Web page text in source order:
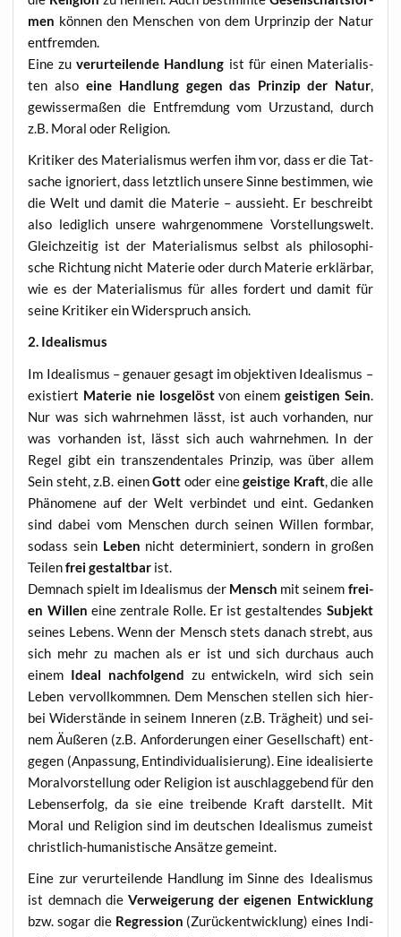
men kön­nen den Men­schen von dem Urprin­zip der Natur
entfremden.
Eine zuver­ur­tei­len­de Hand­lung ist für einen Mate­ria­lis­
ten also eine Hand­lung gegen das Prin­zip der Natur,
gewis­ser­ma­ßen die Ent­frem­dung vom Urzu­stand, durch
z.B. Moral oder Religion.
Kri­ti­ker des Mate­ria­lis­mus wer­fen ihm vor, dass er die Tat­
sa­che igno­riert, dass letzt­lich unse­re Sin­ne bestim­men, wie
die Welt und damit die Mate­rie – aus­sieht. Er beschreibt
also ledig­lich unse­re wahr­ge­nom­me­ne Vor­stel­lungs­welt.
Gleich­zei­tig ist der Mate­ria­lis­mus selbst als phi­lo­so­phi­
sche Rich­tung nicht Mate­rie oder durch Mate­rie erklär­bar,
wie es der Mate­ria­lis­mus für alles for­dert und damit für
sei­ne Kri­ti­ker ein Wider­spruch ansich.
2. Idea­lis­mus
Im Idea­lis­mus – genau­er gesagt im objek­ti­ven Idea­lis­mus –
exis­tiert Mate­rie nie los­ge­löstvon einem geis­ti­gen Sein.
Nur was sich wahr­neh­men lässt, ist auch vor­han­den, nur
was vor­han­den ist, lässt sich auch wahr­neh­men. In der
Regel gibt ein tran­szen­den­ta­les Prin­zip, was über allem
Sein steht, z.B. einenGott oder einegeis­ti­ge Kraft, die alle
Phä­no­me­ne auf der Welt ver­bin­det und eint. Gedan­ken
sind dabei vom Men­schen durch sei­nen Wil­len form­bar,
sodass sein Leben nicht deter­mi­niert, son­dern in gro­ßen
Tei­lenfrei gestalt­bar ist.
Dem­nach spielt im Idea­lis­mus der Mensch mit sei­nem frei­
en Wil­len eine zen­tra­le Rol­le. Er ist gestal­ten­des Sub­jekt
sei­nes Lebens. Wenn der Mensch stets danach strebt, aus
sich mehr zu machen als er ist und sich durch­aus auch
einem Ide­al nach­fol­gend zu ent­wi­ckeln, wird sich sein
Leben ver­voll­komm­nen. Dem Men­schen stel­len sich hier­
bei Wider­stän­de in sei­nem Inne­ren (z.B. Träg­heit) und sei­
nem Äuße­ren (z.B. Anfor­de­run­gen einer Gesell­schaft) ent­
ge­gen (Anpas­sung, Ent­in­di­vi­dua­li­sie­rung). Eine idea­li­sier­te
Moral­vor­stel­lung oder Reli­gi­on ist aus­ch­lag­ge­bend für den
Lebens­er­folg, da sie eine trei­ben­de Kraft dar­stellt. Mit
Moral und Reli­gi­on sind im deut­schen Idea­lis­mus zumeist
christ­lich-huma­nis­ti­sche Ansät­ze gemeint.
Eine zur ver­ur­tei­len­de Hand­lung im Sin­ne des Idea­lis­mus
ist dem­nach die Ver­wei­ge­rung der eige­nen Ent­wick­lung
bzw. sogar die Regres­si­on (Zurück­ent­wick­lung) eines Indi­